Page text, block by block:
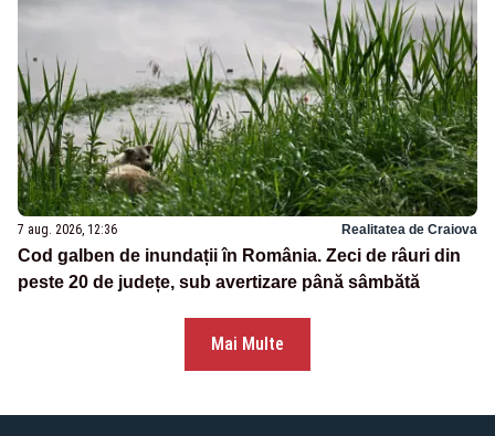
7 aug. 2026, 12:36 Realitatea de Craiova
Cod galben de inundații în România. Zeci de râuri din
peste 20 de județe, sub avertizare până sâmbătă
Mai Multe